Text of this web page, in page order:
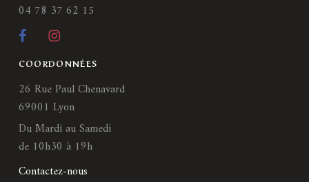
04 78 37 62 15
COORDONNÉES
26 Rue Paul Chenavard
69001 Lyon
Du Mardi au Samedi
de 10h30 à 19h
Contactez-nous